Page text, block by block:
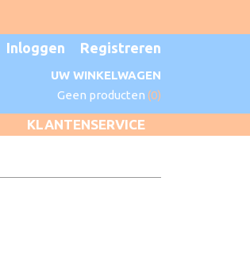
Inloggen Registreren
UW WINKELWAGEN
Geen producten (0)
KLANTENSERVICE